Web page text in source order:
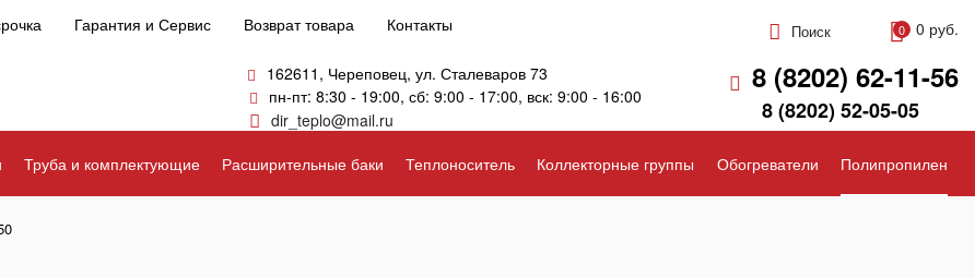
Гарантия и Сервис Возврат товара Контакты Поиск 0 0 руб.
162611, Череповец, ул. Сталеваров 73
пн-пт: 8:30 - 19:00, сб: 9:00 - 17:00, вск: 9:00 - 16:00
dir_teplo@mail.ru
8 (8202) 62-11-56
8 (8202) 52-05-05
Труба и комплектующие Расширительные баки Теплоноситель Коллекторные группы Обогреватели Полипропилен